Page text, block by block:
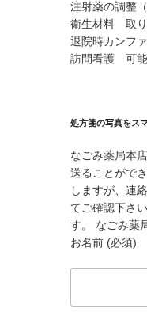
注射薬の調整
衛生材料 取
退院時カンフ
訪問看護 可能
処方箋の写真をス
なごみ薬局本
送ることがで
しますが、連
てご確認下さ
す。 なごみ薬
お名前 (必須)